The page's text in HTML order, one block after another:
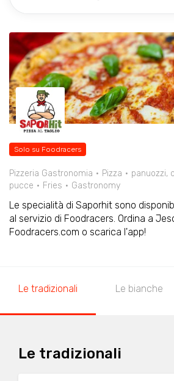
Solo su Foodracers
Pizzeria Gastronomia Pizza
panuozzi,
pucce
Fries Gastronomy
Le specialità di Saporhit sono
al servizio di Foodracers. Ordina a
Foodracers.com o scarica l'app!
Le tradizionali Le bianche
Le tradizionali